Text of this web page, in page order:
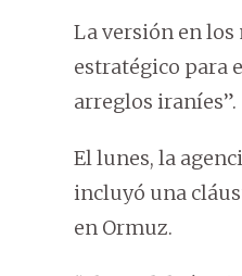
La versión en los
estratégico para
arreglos iraníes”.
El lunes, la
incluyó una
en Ormuz.